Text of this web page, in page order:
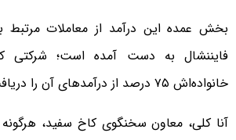
بخش عمده این درآمد از معاملات مرتبط
فایننشال به دست آمده است؛ شرکتی
خانواده‌اش ۷۵ درصد از درآمدهای آن را دریافت می‌کنند.
آنا کلی، معاون سخنگوی کاخ سفید، هرگونه